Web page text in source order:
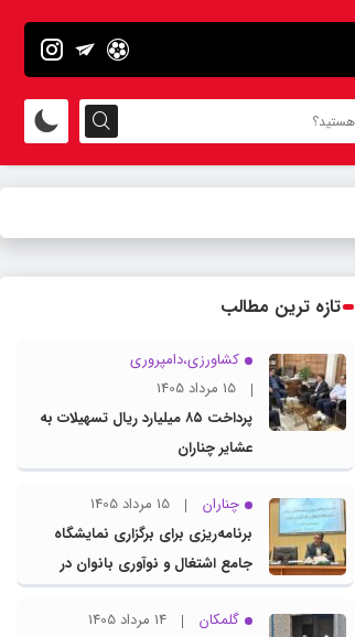
تازه ترین مطالب
کشاورزی،دامپروری
15 مرداد 1405
پرداخت ۸۵ میلیارد ریال تسهیلات به
عشایر چناران
چناران
15 مرداد 1405
برنامه‌ریزی برای برگزاری نمایشگاه
جامع اشتغال و نوآوری بانوان در
چناران
گلمکان
14 مرداد 1405